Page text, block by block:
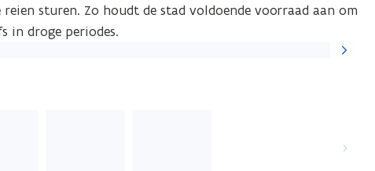
sturen. Zo houdt de stad voldoende voorraad aan om
in droge periodes.
Volgende
slide